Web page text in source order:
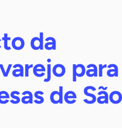
da
para
de São